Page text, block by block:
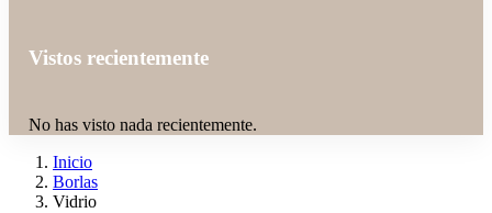
Vistos recientemente
No has visto nada recientemente.
Inicio
Borlas
Vidrio